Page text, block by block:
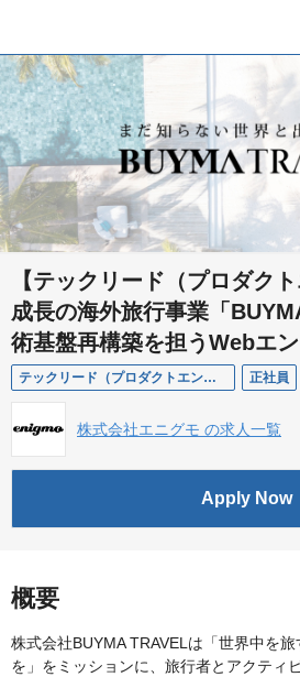
【テックリード（プロダク
成長の海外旅行事業「
術基盤再構築を担うWebエ
テックリード（プロダクトエンジニア）【BUYMA TRAVEL】 正社員
株式会社エニグモ の求人一覧
Apply Now
概要
株式会社BUYMA TRAVELは「世界中を
を」をミッションに、旅行者とアクティ